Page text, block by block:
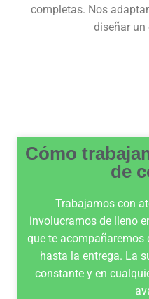
completas. Nos
diseñar un
Cómo
de
Trabajamos con
involucramos de lleno
que te acompañaremos
hasta la entrega. La
constante y en